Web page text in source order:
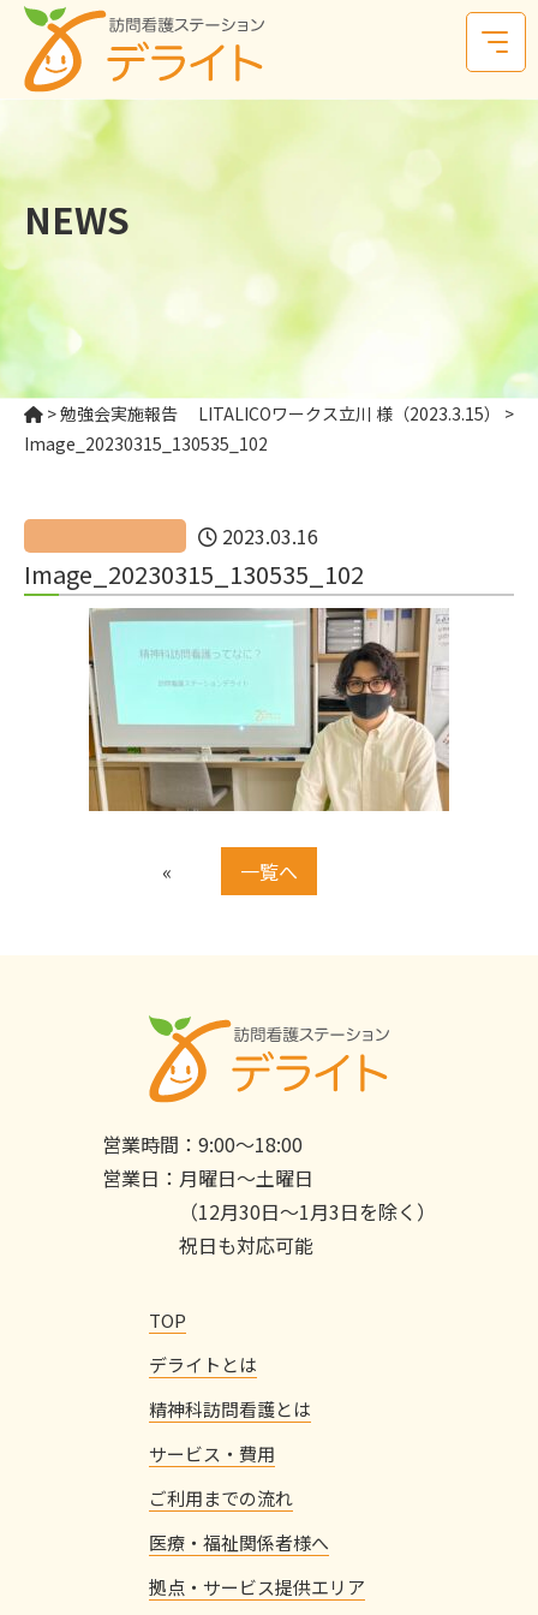
NEWS
>勉強会実施報告 LITALICOワークス立川 様（2023.3.15）
>
Image_20230315_130535_102
2023.03.16
Image_20230315_130535_102
« 一覧へ
営業時間： 9:00〜18:00
営業日： 月曜日〜土曜日
（12月30日〜1月3日を除く）
祝日も対応可能
TOP
デライトとは
精神科訪問看護とは
サービス・費用
ご利用までの流れ
医療・福祉関係者様へ
拠点・サービス提供エリア